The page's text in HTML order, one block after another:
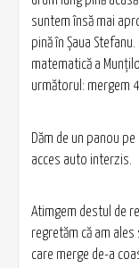
suntem însă mai
pină în Şaua
matematică a
următorul: mergem
Dăm de un panou
acces auto interzis.
Atimgem destul de
regretăm că am
care merge de-a